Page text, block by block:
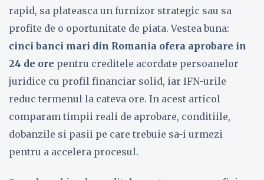
rapid, sa plateasca un furnizor strategic sau sa
profite de o oportunitate de piata. Vestea buna:
cinci banci mari din Romania ofera aprobare in
24 de ore pentru creditele acordate persoanelor
juridice cu profil financiar solid, iar IFN-urile
reduc termenul la cateva ore. In acest articol
comparam timpii reali de aprobare, conditiile,
dobanzile si pasii pe care trebuie sa-i urmezi
pentru a accelera procesul.